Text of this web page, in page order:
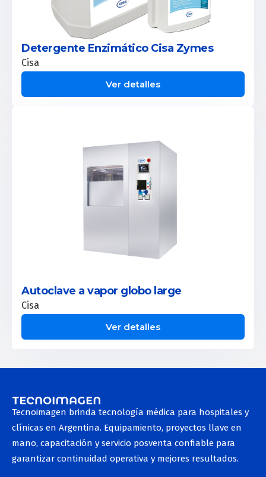
Detergente Enzimático Cisa Zymes
Cisa
Ver detalles
Autoclave a vapor globo large
Cisa
Ver detalles
Tecnoimagen brinda tecnología médica para hospitales y
clínicas en Argentina. Equipamiento, proyectos llave en
mano, capacitación y servicio posventa confiable para
garantizar continuidad operativa y mejores resultados.